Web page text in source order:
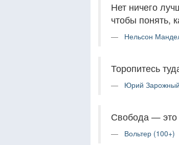
Нет ничего
чтобы понять,
Нельсон
Торопитесь
Юрий
Свобода — это
Вольтер (100+)